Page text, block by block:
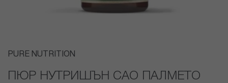
Преминете
началото
PURE NUTRITION
ПЮР НУТРИШЪН САО ПАЛМЕТО